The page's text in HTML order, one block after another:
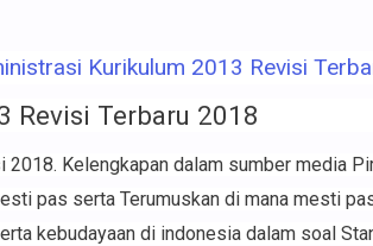
Kurikulum 2013 Revisi
Revisi Terbaru 2018
Kelengkapan dalam sumber media
pas serta Terumuskan di mana mesti
kebudayaan di indonesia dalam soal